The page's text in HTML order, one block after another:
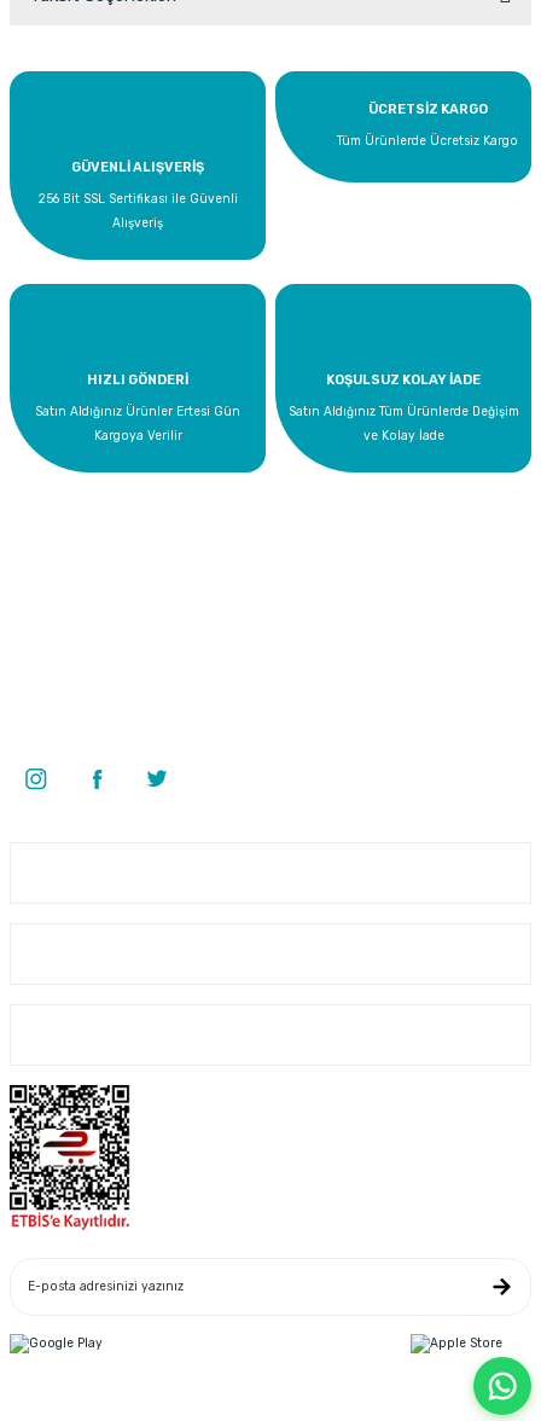
Yorum Yaz
GÜVENLİ ALIŞVERİŞ
256 Bit SSL Sertifikası ile Güvenli
Alışveriş
ÜCRETSİZ KARGO
Tüm Ürünlerde Ücretsiz Kargo
HIZLI GÖNDERİ
Satın Aldığınız Ürünler Ertesi Gün
Kargoya Verilir
KOŞULSUZ KOLAY İADE
Satın Aldığınız Tüm Ürünlerde Değişim
ve Kolay İade
Copyright© 2022. Kredi kartı bilgileriniz 256bit SSL sertifikası ile korunmaktadır.